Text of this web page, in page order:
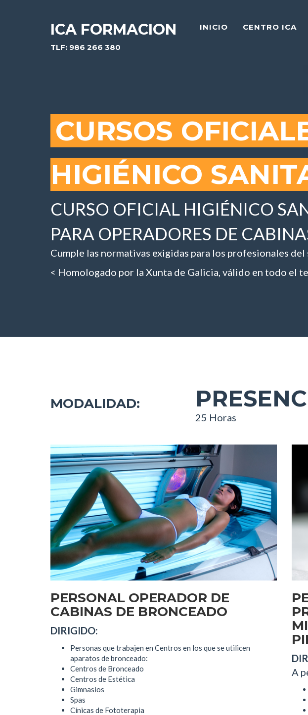
ICA FORMACION
TLF: 986 266 380
INICIO CENTRO ICA
CURSOS
HIGIÉNICO
CURSO OFICIAL HIGIÉNICO
PARA OPERADORES DE
Cumple las normativas exigidas para los profesionales
< Homologado por la Xunta de Galicia, válido en todo el
MODALIDAD:
25 Horas
PERSONAL OPERADOR DE
CABINAS DE BRONCEADO
DIRIGIDO:
Personas que trabajen en Centros en los que se utilicen
aparatos de bronceado:
Centros de Bronceado
Centros de Estética
Gimnasios
Spas
Cínicas de Fototerapia
A